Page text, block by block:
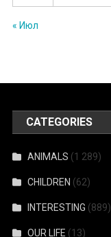
« Июл
CATEGORIES
ANIMALS (1 289)
CHILDREN (62)
INTERESTING (889)
OUR LIFE (13)